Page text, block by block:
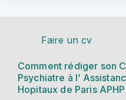
Faire un cv
Comment rédiger son
Psychiatre à l’
Hopitaux de Paris APHP